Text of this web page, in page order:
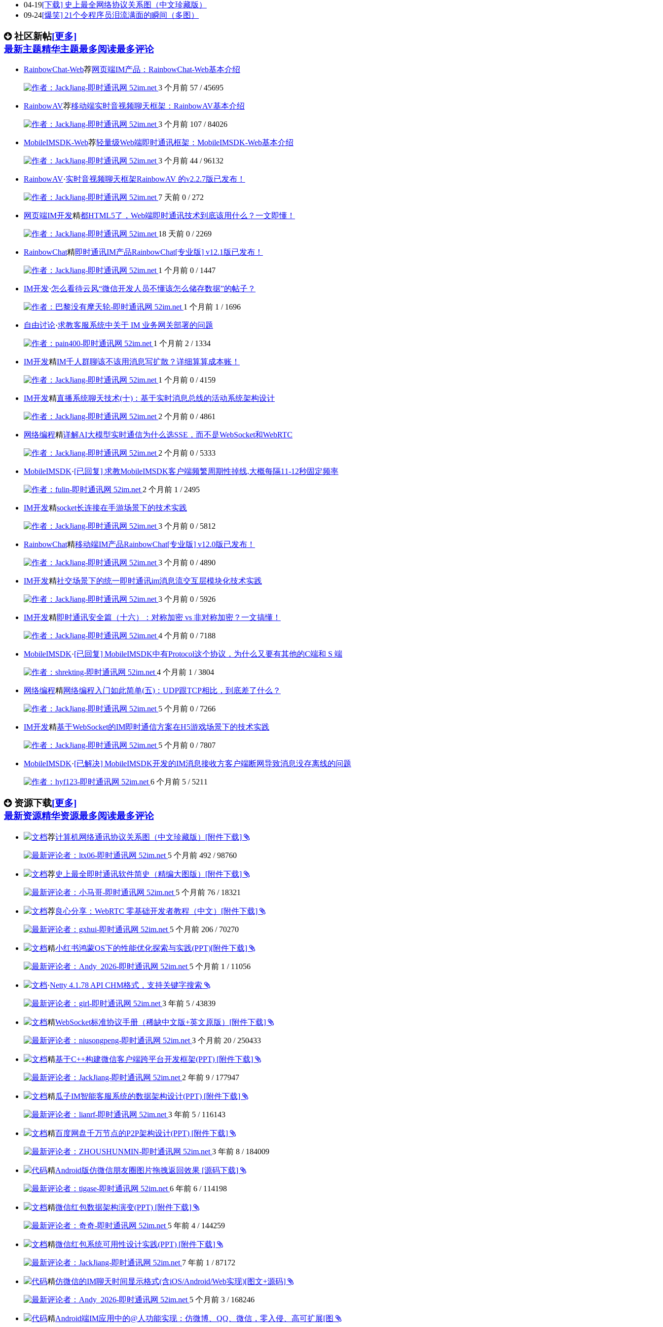
04-19[下载] 史上最全网络协议关系图（中文珍藏版）
09-24[爆笑] 21个令程序员泪流满面的瞬间（多图）
社区新帖[更多]
最新主题精华主题最多阅读最多评论
RainbowChat-Web荐网页端IM产品：RainbowChat-Web基本介绍
3 个月前 57 / 45695
RainbowAV荐移动端实时音视频聊天框架：RainbowAV基本介绍
3 个月前 107 / 84026
MobileIMSDK-Web荐轻量级Web端即时通讯框架：MobileIMSDK-Web基本介绍
3 个月前 44 / 96132
RainbowAV·实时音视频聊天框架RainbowAV 的v2.2.7版已发布！
7 天前 0 / 272
网页端IM开发精都HTML5了，Web端即时通讯技术到底该用什么？一文即懂！
18 天前 0 / 2269
RainbowChat精即时通讯IM产品RainbowChat[专业版] v12.1版已发布！
1 个月前 0 / 1447
IM开发·怎么看待云风“微信开发人员不懂该怎么储存数据”的帖子？
1 个月前 1 / 1696
自由讨论·求教客服系统中关于 IM 业务网关部署的问题
1 个月前 2 / 1334
IM开发精IM千人群聊该不该用消息写扩散？详细算算成本账！
1 个月前 0 / 4159
IM开发精直播系统聊天技术(十)：基于实时消息总线的活动系统架构设计
2 个月前 0 / 4861
网络编程精详解AI大模型实时通信为什么选SSE，而不是WebSocket和WebRTC
2 个月前 0 / 5333
MobileIMSDK·[已回复] 求教MobileIMSDK客户端频繁周期性掉线,大概每隔11-12秒固定频率
2 个月前 1 / 2495
IM开发精socket长连接在手游场景下的技术实践
3 个月前 0 / 5812
RainbowChat精移动端IM产品RainbowChat[专业版] v12.0版已发布！
3 个月前 0 / 4890
IM开发精社交场景下的统一即时通讯im消息流交互层模块化技术实践
3 个月前 0 / 5926
IM开发精即时通讯安全篇（十六）：对称加密 vs 非对称加密？一文搞懂！
4 个月前 0 / 7188
MobileIMSDK·[已回复] MobileIMSDK中有Protocol这个协议，为什么又要有其他的C端和 S 端
4 个月前 1 / 3804
网络编程精网络编程入门如此简单(五)：UDP跟TCP相比，到底差了什么？
5 个月前 0 / 7266
IM开发精基于WebSocket的IM即时通信方案在H5游戏场景下的技术实践
5 个月前 0 / 7807
MobileIMSDK·[已解决] MobileIMSDK开发的IM消息接收方客户端断网导致消息没存离线的问题
6 个月前 5 / 5211
资源下载[更多]
最新资源精华资源最多阅读最多评论
文档荐计算机网络通讯协议关系图（中文珍藏版）[附件下载]
5 个月前 492 / 98760
文档荐史上最全即时通讯软件简史（精编大图版）[附件下载]
5 个月前 76 / 18321
文档荐良心分享：WebRTC 零基础开发者教程（中文）[附件下载]
5 个月前 206 / 70270
文档精小红书鸿蒙OS下的性能优化探索与实践(PPT)[附件下载]
5 个月前 1 / 11056
文档·Netty 4.1.78 API CHM格式，支持关键字搜索
3 年前 5 / 43839
文档精WebSocket标准协议手册（稀缺中文版+英文原版）[附件下载]
3 个月前 20 / 250433
文档精基于C++构建微信客户端跨平台开发框架(PPT) [附件下载]
2 年前 9 / 177947
文档精瓜子IM智能客服系统的数据架构设计(PPT) [附件下载]
3 年前 5 / 116143
文档精百度网盘千万节点的P2P架构设计(PPT) [附件下载]
3 年前 8 / 184009
代码精Android版仿微信朋友圈图片拖拽返回效果 [源码下载]
6 年前 6 / 114198
文档精微信红包数据架构演变(PPT) [附件下载]
5 年前 4 / 144259
文档精微信红包系统可用性设计实践(PPT) [附件下载]
7 年前 1 / 87172
代码精仿微信的IM聊天时间显示格式(含iOS/Android/Web实现)[图文+源码]
5 个月前 3 / 168246
代码精Android端IM应用中的@人功能实现：仿微博、QQ、微信，零入侵、高可扩展[图